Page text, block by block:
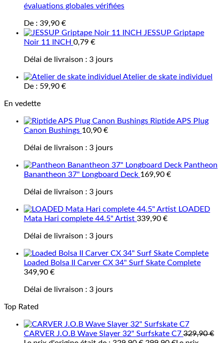
évaluations globales vérifiées
De : 39,90 €
JESSUP Griptape
Noir 11 INCH 0,79 €
Délai de livraison : 3 jours
Atelier de skate individuel
De : 59,90 €
En vedette
Riptide APS Plug
Canon Bushings 10,90 €
Délai de livraison : 3 jours
Pantheon
Banantheon 37" Longboard Deck 169,90 €
Délai de livraison : 3 jours
LOADED
Mata Hari complete 44.5" Artist 339,90 €
Délai de livraison : 3 jours
Loaded Bolsa II Carver CX 34" Surf Skate Complete
349,90 €
Délai de livraison : 3 jours
Top Rated
CARVER J.O.B Wave Slayer 32" Surfskate C7 329,90€